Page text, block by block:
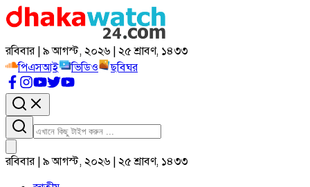
রবিবার | ৯ আগস্ট, ২০২৬ | ২৫ শ্রাবণ, ১৪৩৩
পিএসআই
ভিডিও ছবিঘর
রবিবার | ৯ আগস্ট, ২০২৬ | ২৫ শ্রাবণ, ১৪৩৩